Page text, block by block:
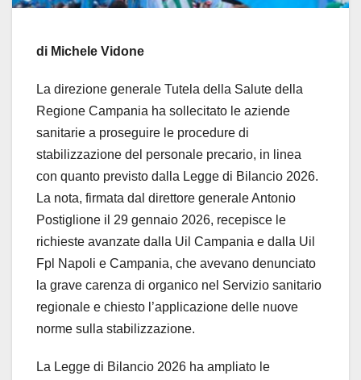
di Michele Vidone
La direzione generale Tutela della Salute della
Regione Campania ha sollecitato le aziende
sanitarie a proseguire le procedure di
stabilizzazione del personale precario, in linea
con quanto previsto dalla Legge di Bilancio 2026.
La nota, firmata dal direttore generale Antonio
Postiglione il 29 gennaio 2026, recepisce le
richieste avanzate dalla Uil Campania e dalla Uil
Fpl Napoli e Campania, che avevano denunciato
la grave carenza di organico nel Servizio sanitario
regionale e chiesto l’applicazione delle nuove
norme sulla stabilizzazione.
La Legge di Bilancio 2026 ha ampliato le